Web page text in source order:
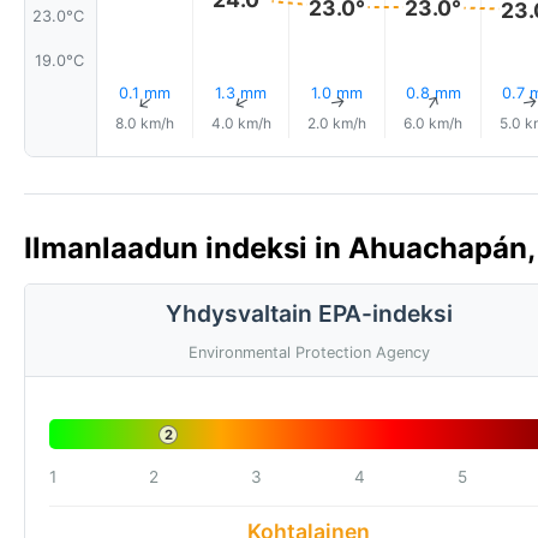
23.0°C
19.0°C
0.1 mm
↑
8.0 km/h
1.3 mm
↑
4.0 km/h
23.0°
1.0 mm
↑
2.0 km/h
23.0°
0.8 mm
↑
6.0 km/h
0.7
5.0
Ilmanlaadun indeksi in
Yhdysvaltain EPA-indeksi
Environmental Protection Agency
2
1 2 3 4 5
Kohtalainen